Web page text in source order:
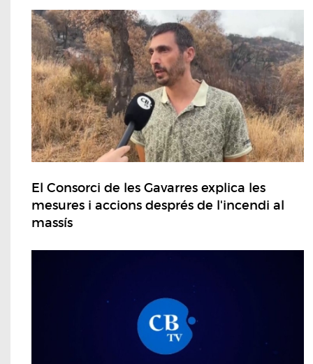
El Consorci de les Gavarres explica les
mesures i accions després de l'incendi al
massís